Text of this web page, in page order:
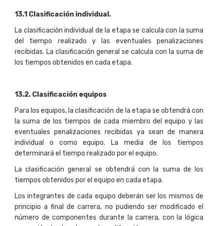
13.1 Clasificación individual.
La clasificación individual de la etapa se calcula con la suma
del tiempo realizado y las eventuales penalizaciones
recibidas. La clasificación general se calcula con la suma de
los tiempos obtenidos en cada etapa.
13.2. Clasificación equipos
Para los equipos, la clasificación de la etapa se obtendrá con
la suma de los tiempos de cada miembro del equipo y las
eventuales penalizaciones recibidas ya sean de manera
individual o como equipo. La media de los tiempos
determinará el tiempo realizado por el equipo.
La clasificación general se obtendrá con la suma de los
tiempos obtenidos por el equipo en cada etapa.
Los integrantes de cada equipo deberán ser los mismos de
principio a final de carrera, no pudiendo ser modificado el
número de componentes durante la carrera, con la lógica